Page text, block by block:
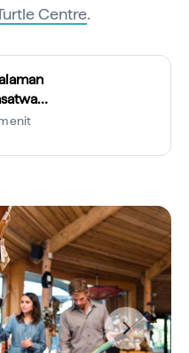
Centre.